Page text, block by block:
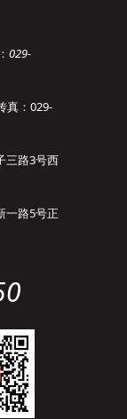
029-
真：029-
三路3号西
一路5号正